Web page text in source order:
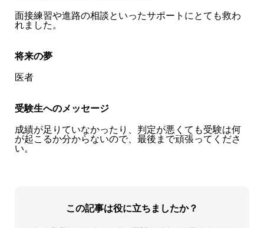
面接練習や進路の相談といったサポートにとても救わ
れました。
将来の夢
医者
受験生へのメッセージ
成績が足りていなかったり、判定が悪くても受験は何
が起こるか分からないので、最後まで頑張ってくださ
い。
この記事は役に立ちましたか？